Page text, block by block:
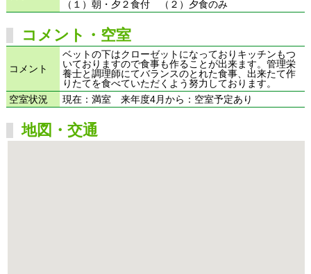
（１）朝・夕２食付 （２）夕食のみ
コメント・空室
コメント
ベットの下はクローゼットになっておりキッチンもつ
いておりますので食事も作ることが出来ます。管理栄
養士と調理師にてバランスのとれた食事、出来たて作
りたてを食べていただくよう努力しております。
空室状況
現在：満室 来年度4月から：空室予定あり
地図・交通